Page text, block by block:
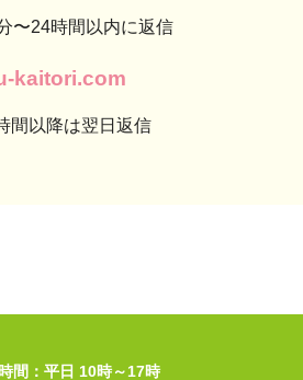
〜24時間以内に返信
kaitori.com
間以降は翌日返信
間：平日 10時～17時